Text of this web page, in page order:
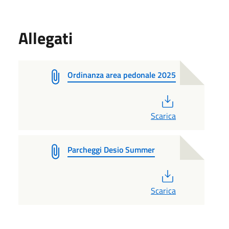
Allegati
Ordinanza area pedonale 2025
Scarica
Parcheggi Desio Summer
Scarica